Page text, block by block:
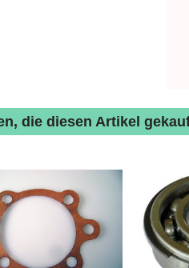
die diesen Artikel